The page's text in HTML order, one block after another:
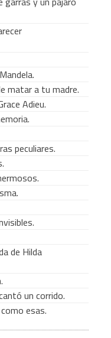
matar a tu madre.
Adieu.
peculiares.
de Hilda
un corrido.
esas.